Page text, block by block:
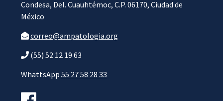
Condesa, Del. Cuauhtémoc, C.P. 06170, Ciudad de
México
correo@ampatologia.org
(55) 52 12 19 63
WhattsApp 55 27 58 28 33